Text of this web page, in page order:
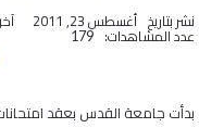
نشر بتاريخ أغسطس 23, 2011
عدد المشاهدات: 179
بدأت جامعة القدس بعقد